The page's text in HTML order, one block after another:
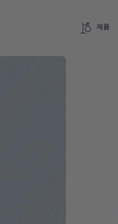
제품